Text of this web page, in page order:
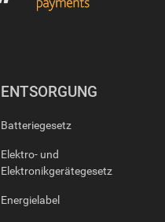
ENTSORGUNG
Batteriegesetz
Elektro- und
Elektronikgerätegesetz
Energielabel